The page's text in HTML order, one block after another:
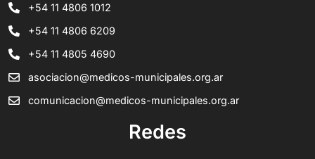
+54 11 4806 1012
+54 11 4806 6209
+54 11 4805 4690
asociacion@medicos-municipales.org.ar
comunicacion@medicos-municipales.org.ar
Redes